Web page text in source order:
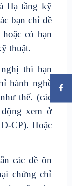
Hạ tầng kỹ
bạn chỉ đề
có bạn
thuật.
thì bạn
hành nghề
thế. (các
xem ở
CP). Hoặc
các đề ôn
chứng chỉ